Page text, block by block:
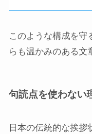
このような構成を守
らも温かみのある文
句読点を使わない
日本の伝統的な挨拶